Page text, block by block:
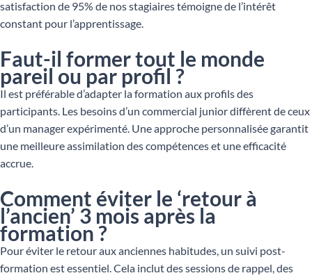
satisfaction de 95% de nos stagiaires témoigne de l’intérêt
constant pour l’apprentissage.
Faut-il former tout le monde
pareil ou par profil ?
Il est préférable d’adapter la formation aux profils des
participants. Les besoins d’un commercial junior diffèrent de ceux
d’un manager expérimenté. Une approche personnalisée garantit
une meilleure assimilation des compétences et une efficacité
accrue.
Comment éviter le ‘retour à
l’ancien’ 3 mois après la
formation ?
Pour éviter le retour aux anciennes habitudes, un suivi post-
formation est essentiel. Cela inclut des sessions de rappel, des